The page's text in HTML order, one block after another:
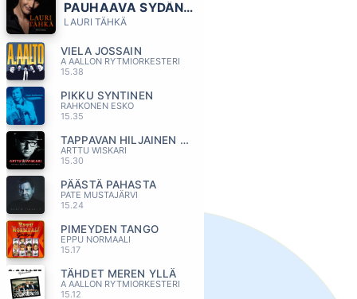
PAUHAAVA SYDÄN (FEAT ELONKERJUU)
LAURI TÄHKÄ
VIELA JOSSAIN
A AALLON RYTMIORKESTERI
15.38
PIKKU SYNTINEN
RAHKONEN ESKO
15.35
TAPPAVAN HILJAINEN RIVARINPATKA
ARTTU WISKARI
15.30
PÄÄSTÄ PAHASTA
PATE MUSTAJÄRVI
15.24
PIMEYDEN TANGO
EPPU NORMAALI
15.17
TÄHDET MEREN YLLÄ
A AALLON RYTMIORKESTERI
15.12